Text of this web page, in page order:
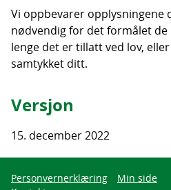
Søk
Vi oppbevarer opplysningene
nødvendig for det formålet de
lenge det er tillatt ved lov,
samtykket ditt.
Versjon
15. december 2022
Personvernerklæring
Min side